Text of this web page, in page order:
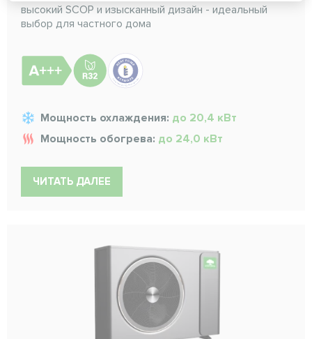
высокий ЅСОР и изысканный дизайн - идеальный
выбор для частного дома
Мощность охлаждения: до 20,4 кВт
Мощность обогрева: до 24,0 кВт
ЧИТАТЬ ДАЛЕЕ